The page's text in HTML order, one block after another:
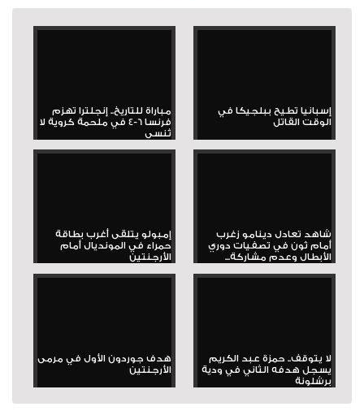
إسبانيا تطيح ببلجيكا في
الوقت القاتل
مباراة للتاريخ.. إنجلترا تهزم
فرنسا 6-4 في ملحمة كروية لا
تُنسى
شاهد تعادل دينامو زغرب
أمام ثون في تصفيات دوري
الأبطال وعدم مشاركة...
إمبولو يتلقى أغرب بطاقة
حمراء في المونديال أمام
الأرجنتين
لا يتوقف.. حمزة عبد الكريم
يسجل هدفه الثاني في ودية
برشلونة
هدف جوردون الأول في مرمى
الأرجنتين